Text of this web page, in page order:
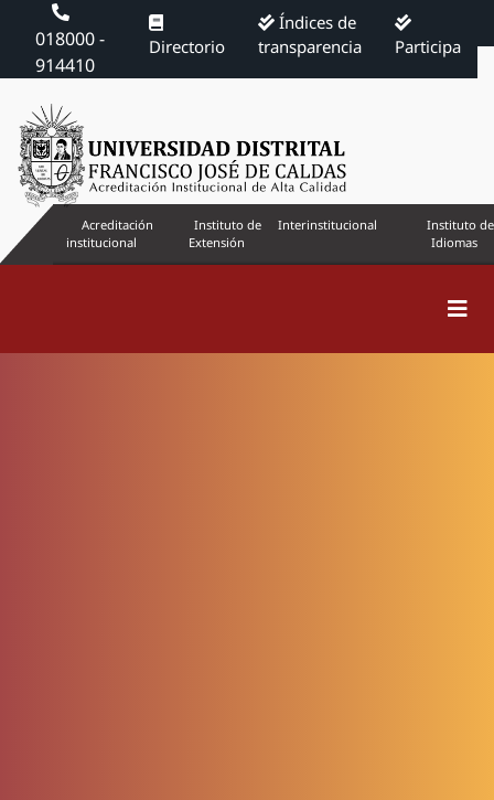
018000 -
914410
Directorio
Índices de
transparencia
Participa
Acreditación
institucional
Instituto de
Extensión
Interinstitucional
Instituto de
Idiomas